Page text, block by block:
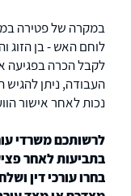
במקרה של פטירה
לוחם האש - בן הזוג
לקבל הכרה בפגיעה
העבודה, ניתן
נכות לאחר אישור
לרשותכם משרדי
בתביעות לאחר
בחרו עורכי דין